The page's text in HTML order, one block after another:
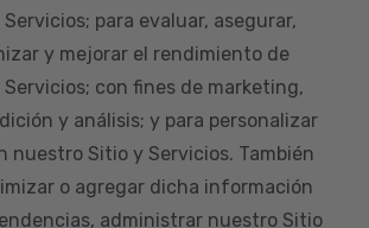
para evaluar, asegurar,
y mejorar el rendimiento de
con fines de marketing,
y análisis; y para personalizar
nuestro Sitio y Servicios. También
o agregar dicha información
administrar nuestro Sitio